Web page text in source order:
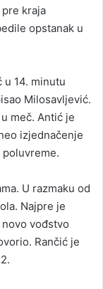
kraja
opstanak u
14. minutu
Milosavljević.
meč. Antić je
izjednačenje
poluvreme.
U razmaku od
Najpre je
vođstvo
Rančić je